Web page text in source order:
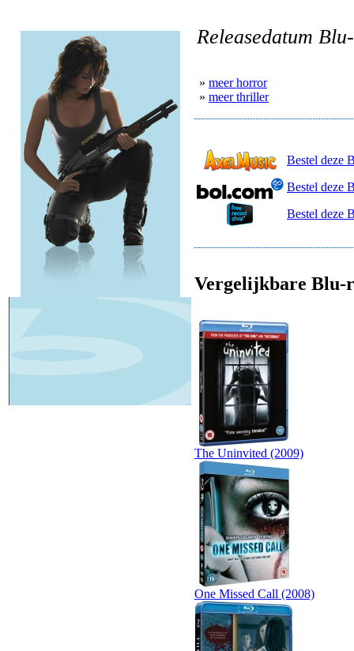
Releasedatum
» meer horror
» meer thriller
Bestel deze
Bestel deze
Bestel deze
Vergelijkbare Blu-
The Uninvited (2009)
One Missed Call (2008)